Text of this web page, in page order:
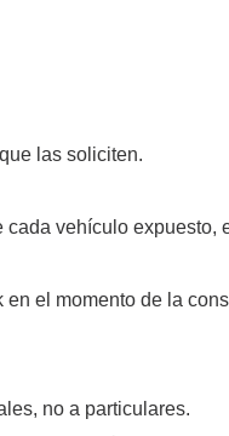
las soliciten.
vehículo expuesto,
el momento de la
no a particulares.